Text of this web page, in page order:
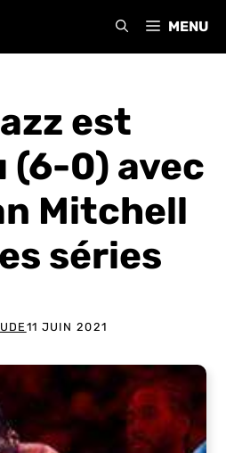
MENU
est
(6-0) avec
Mitchell
séries
11 JUIN 2021